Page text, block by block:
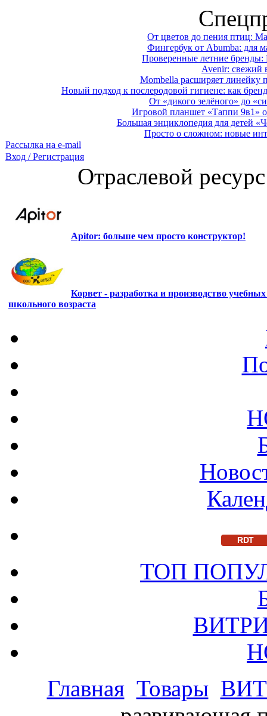
От цветов до пения птиц:
Фингербук от Abumba: для
Проверенные летние
Avenir: свежий
Mombella расширяет линейку
Новый подход к послеродовой гигиене: как
От «дикого зелёного» до
Игровой планшет «Таппи 9в1»
Большая энциклопедия для детей
Просто о сложном: новые
Рассылка на e-mail
Вход / Регистрация
Отраслевой
Apitor: больше чем просто конструктор!
Корвет - разработка и производство
школьного возраста
RDT
ТОП
Главная Товары